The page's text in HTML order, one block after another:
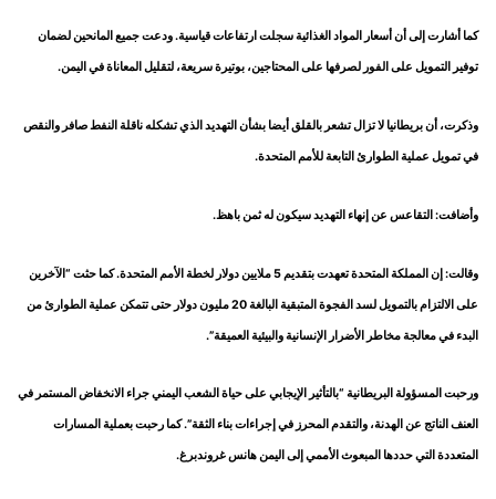
كما أشارت إلى أن أسعار المواد الغذائية سجلت ارتفاعات قياسية. ودعت جميع المانحين لضمان
توفير التمويل على الفور لصرفها على المحتاجين، بوتيرة سريعة، لتقليل المعاناة في اليمن.
وذكرت، أن بريطانيا لا تزال تشعر بالقلق أيضا بشأن التهديد الذي تشكله ناقلة النفط صافر والنقص
في تمويل عملية الطوارئ التابعة للأمم المتحدة.
وأضافت: التقاعس عن إنهاء التهديد سيكون له ثمن باهظ.
وقالت: إن المملكة المتحدة تعهدت بتقديم 5 ملايين دولار لخطة الأمم المتحدة. كما حثت “الآخرين
على الالتزام بالتمويل لسد الفجوة المتبقية البالغة 20 مليون دولار حتى تتمكن عملية الطوارئ من
البدء في معالجة مخاطر الأضرار الإنسانية والبيئية العميقة”.
ورحبت المسؤولة البريطانية “بالتأثير الإيجابي على حياة الشعب اليمني جراء الانخفاض المستمر في
العنف الناتج عن الهدنة، والتقدم المحرز في إجراءات بناء الثقة”. كما رحبت بعملية المسارات
المتعددة التي حددها المبعوث الأممي إلى اليمن هانس غروندبرغ.